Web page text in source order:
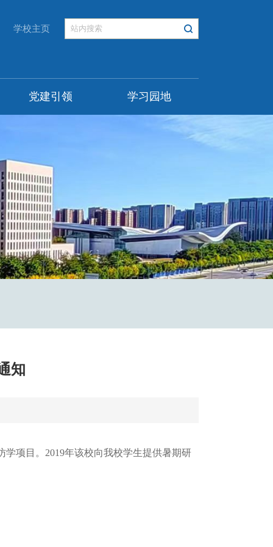
学校主页
党建引领 学习园地
知
学项目。2019年该校向我校学生提供暑期研